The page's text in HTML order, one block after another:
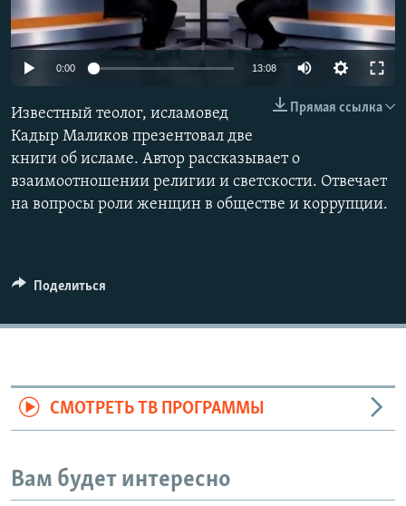
0:00 13:08
Прямая ссылка
Известный теолог, исламовед
Кадыр Маликов презентовал две
книги об исламе. Автор рассказывает о
взаимоотношении религии и светскости. Отвечает
на вопросы роли женщин в обществе и коррупции.
Поделиться
СМОТРЕТЬ ТВ ПРОГРАММЫ
Вам будет интересно